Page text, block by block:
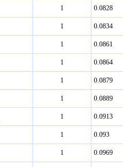
1 0.0828
1 0.0834
1 0.0861
1 0.0864
1 0.0879
1 0.0889
1 0.0913
1 0.093
1 0.0969